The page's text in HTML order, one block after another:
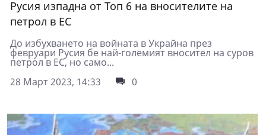
Русия изпадна от Топ 6 на вносителите на
петрол в ЕС
До избухването на войната в Украйна през
февруари Русия бе най-големият вносител на суров
петрол в ЕС, но само...
28 Март 2023, 14:33
0